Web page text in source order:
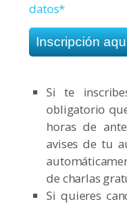
datos*
Si te
obligatorio
horas de
avises de tu
de charlas
Si quieres